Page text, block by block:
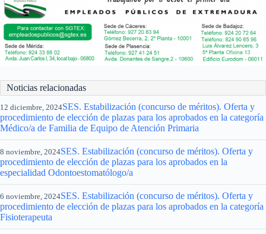
Noticias relacionadas
12 diciembre, 2024SES. Estabilización (concurso de méritos). Oferta y
procedimiento de elección de plazas para los aprobados en la categoría
Médico/a de Familia de Equipo de Atención Primaria
8 noviembre, 2024SES. Estabilización (concurso de méritos). Oferta y
procedimiento de elección de plazas para los aprobados en la
especialidad Odontoestomatólogo/a
6 noviembre, 2024SES. Estabilización (concurso de méritos). Oferta y
procedimiento de elección de plazas para los aprobados en la categoría
Fisioterapeuta